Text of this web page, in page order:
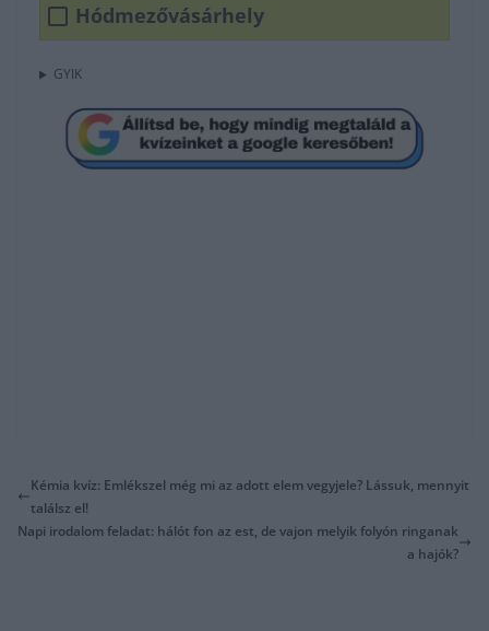
Hódmezővásárhely
GYIK
Kémia kvíz: Emlékszel még mi az adott elem vegyjele? Lássuk, mennyit
találsz el!
Napi irodalom feladat: hálót fon az est, de vajon melyik folyón ringanak
a hajók?